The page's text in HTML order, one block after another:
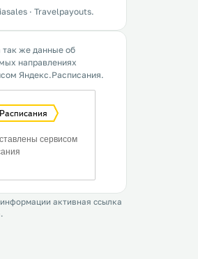
· Travelpayouts.
так же данные об
направлениях
Яндекс.Расписания.
активная ссылка